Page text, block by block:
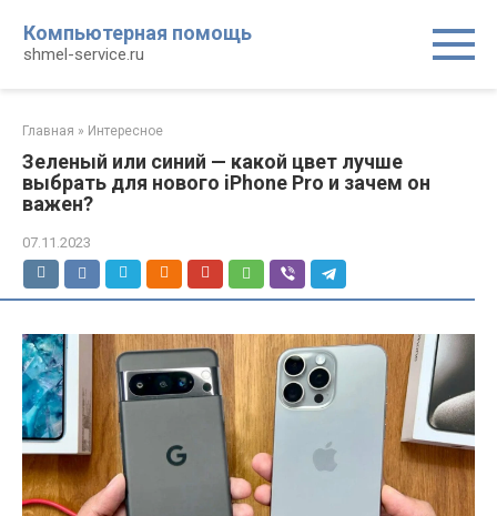
контенту
Компьютерная помощь
shmel-service.ru
Главная » Интересное
Зеленый или синий — какой цвет лучше
выбрать для нового iPhone Pro и зачем он
важен?
07.11.2023